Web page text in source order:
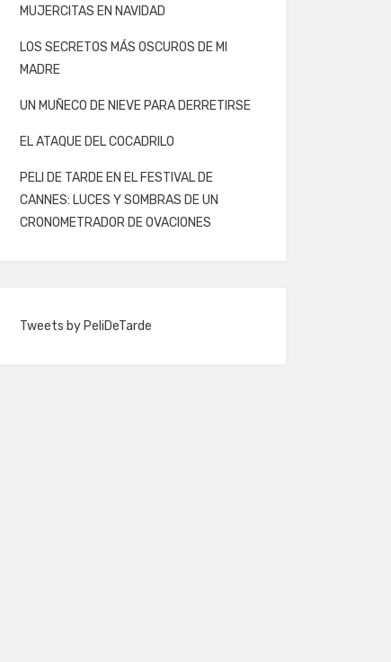
MUJERCITAS EN NAVIDAD
LOS SECRETOS MÁS OSCUROS DE MI
MADRE
UN MUÑECO DE NIEVE PARA DERRETIRSE
EL ATAQUE DEL COCADRILO
PELI DE TARDE EN EL FESTIVAL DE
CANNES: LUCES Y SOMBRAS DE UN
CRONOMETRADOR DE OVACIONES
Tweets by PeliDeTarde